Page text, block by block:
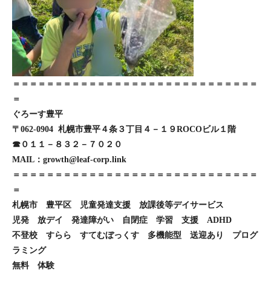
＝＝＝＝＝＝＝＝＝＝＝＝＝＝＝＝＝＝＝＝＝＝＝＝＝＝＝＝＝
＝
ぐろーす豊平
〒062-0904 札幌市豊平４条３丁目４－１９ROCOビル１階
☎０１１－８３２－７０２０
MAIL：growth@leaf-corp.link
＝＝＝＝＝＝＝＝＝＝＝＝＝＝＝＝＝＝＝＝＝＝＝＝＝＝＝＝＝
＝
札幌市 豊平区 児童発達支援 放課後等デイサービス
児発 放デイ 発達障がい 自閉症 学習 支援 ADHD
不登校 すらら すてむぼっくす 多機能型 送迎あり プログ
ラミング
無料 体験